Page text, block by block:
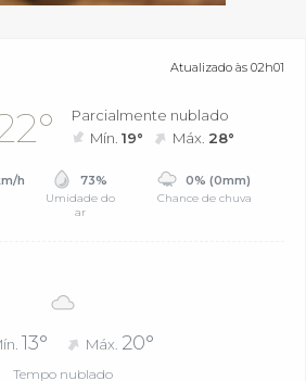
Atualizado às 02h01
Parcialmente nublado
Mín.19° Máx. 28°
h 73%
Umidade do
ar
0% (0mm)
Chance de chuva
13° Máx. 20°
Tempo nublado